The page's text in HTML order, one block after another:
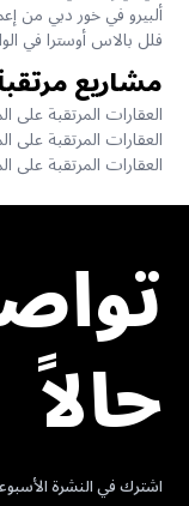
ألبيرو في خور دبي من
فلل بالاس أوسترا في
مشاريع
العقارات المرتقبة على المخطط
العقارات المرتقبة على المخطط
العقارات المرتقبة على المخطط
حالاً
اشترك في النشرة